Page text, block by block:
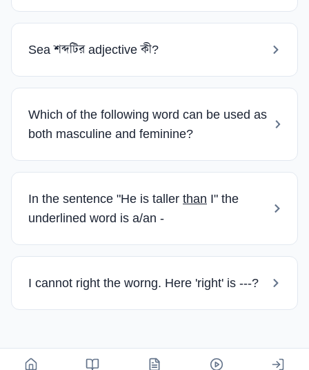
Sea শব্দটির adjective কী?
Which of the following word can be used as
both masculine and feminine?
In the sentence "He is taller than I" the
underlined word is a/an -
I cannot right the worng. Here 'right' is ---?